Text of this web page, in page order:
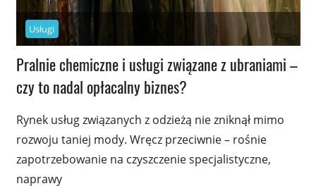
Usługi
Pralnie chemiczne i usługi związane z ubraniami –
czy to nadal opłacalny biznes?
Rynek usług związanych z odzieżą nie zniknął mimo
rozwoju taniej mody. Wręcz przeciwnie – rośnie
zapotrzebowanie na czyszczenie specjalistyczne,
naprawy